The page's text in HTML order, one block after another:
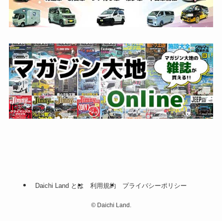
Daichi Land とは 利用規約 プライバシーポリシー
©Daichi Land.